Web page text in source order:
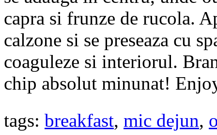
capra si frunze de rucola.
calzone si se preseaza cu
coaguleze si interiorul.
chip absolut minunat!
tags: breakfast, mic dejun,